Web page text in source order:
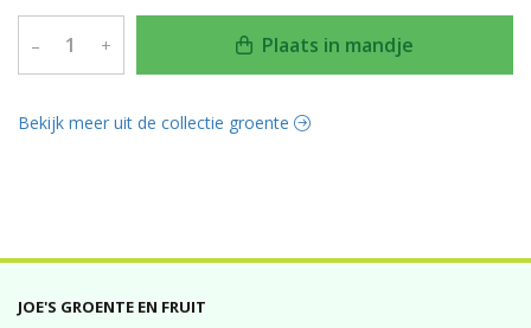
– + Plaats in mandje
Bekijk meer uit de collectie groente
JOE'S GROENTE EN FRUIT